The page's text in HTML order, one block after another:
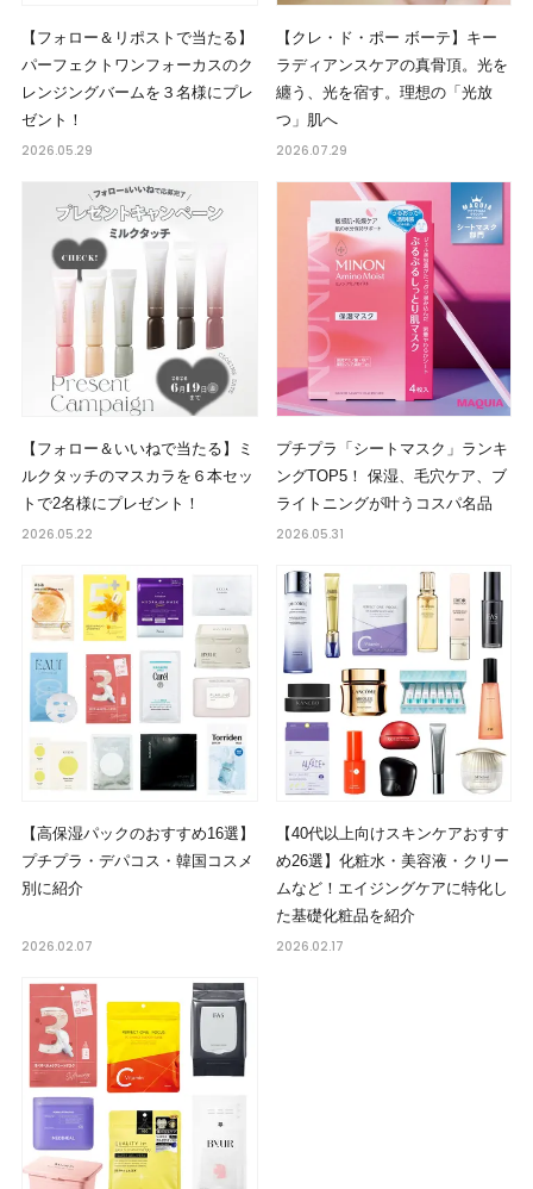
【フォロー＆リポストで当たる】
パーフェクトワンフォーカスのク
レンジングバームを３名様にプレ
ゼント！
2026.05.29
【クレ・ド・ポー ボーテ】キー
ラディアンスケアの真骨頂。光を
纏う、光を宿す。理想の「光放
つ」肌へ
2026.07.29
【フォロー＆いいねで当たる】ミ
ルクタッチのマスカラを６本セッ
トで2名様にプレゼント！
2026.05.22
プチプラ「シートマスク」ランキ
ングTOP5！ 保湿、毛穴ケア、ブ
ライトニングが叶うコスパ名品
2026.05.31
【高保湿パックのおすすめ16選】
プチプラ・デパコス・韓国コスメ
別に紹介
2026.02.07
【40代以上向けスキンケアおすす
め26選】化粧水・美容液・クリー
ムなど！エイジングケアに特化し
た基礎化粧品を紹介
2026.02.17